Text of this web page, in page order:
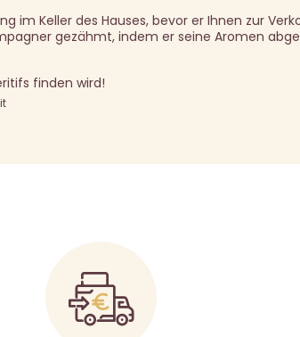
im Keller des Hauses, bevor er Ihnen zur
gezähmt, indem er seine Aromen
finden wird!